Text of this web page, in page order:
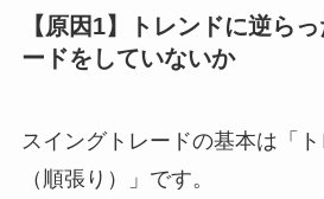
【原因1】トレンドに逆ら
ードをしていないか
スイングトレードの基本は「
（順張り）」です。